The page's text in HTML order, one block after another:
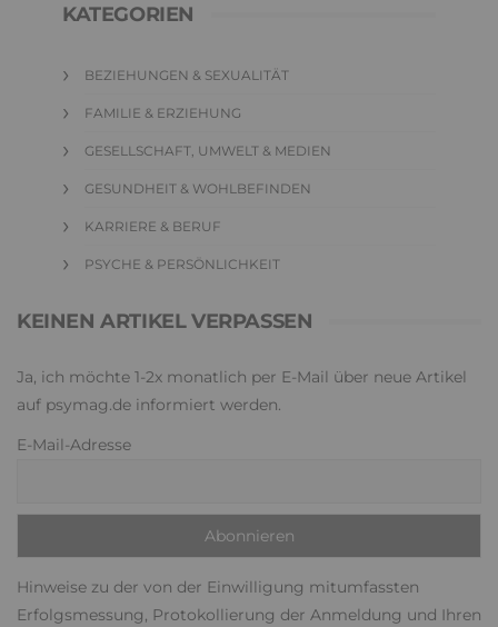
KATEGORIEN
BEZIEHUNGEN & SEXUALITÄT
FAMILIE & ERZIEHUNG
GESELLSCHAFT, UMWELT & MEDIEN
GESUNDHEIT & WOHLBEFINDEN
KARRIERE & BERUF
PSYCHE & PERSÖNLICHKEIT
KEINEN ARTIKEL VERPASSEN
Ja, ich möchte 1-2x monatlich per E-Mail über neue Artikel
auf psymag.de informiert werden.
E-Mail-Adresse
Hinweise zu der von der Einwilligung mitumfassten
Erfolgsmessung, Protokollierung der Anmeldung und Ihren